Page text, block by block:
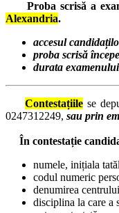
Proba scrisă a
Alexandria.
accesul
proba scrisă
durata
Contestațiile se
0247312249, sau prin
În contestație
numele, inițiala
codul numeric
denumirea
disciplina la care a